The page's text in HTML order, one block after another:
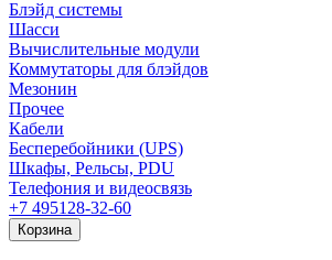
Блэйд системы
Шасси
Вычислительные модули
Коммутаторы для блэйдов
Мезонин
Прочее
Кабели
Бесперебойники (UPS)
Шкафы, Рельсы, PDU
Телефония и видеосвязь
+7 495128-32-60
Корзина